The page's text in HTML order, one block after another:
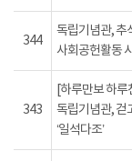
344
독립기념관, 추
사회공헌활동
343
[하루만보 하
독립기념관, 걷
‘일석다조’